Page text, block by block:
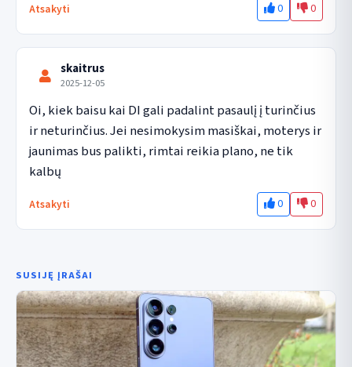
Atsakyti 0 0
skaitrus
2025-12-05
Oi, kiek baisu kai DI gali padalint pasaulį į turinčius
ir neturinčius. Jei nesimokysim masiškai, moterys ir
jaunimas bus palikti, rimtai reikia plano, ne tik
kalbų
Atsakyti 0 0
SUSIJĘ ĮRAŠAI